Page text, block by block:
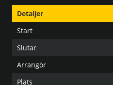
Detaljer
Start
Slutar
Arrangör
Plats